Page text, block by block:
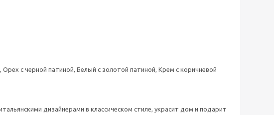
с черной патиной, Белый с золотой патиной, Крем с коричневой
дизайнерами в классическом стиле, украсит дом и подарит